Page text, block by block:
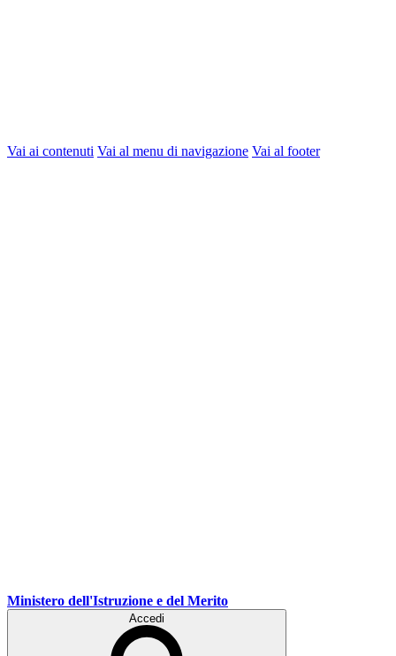
Vai ai contenuti Vai al menu di navigazione Vai al footer
Ministero dell'Istruzione e del Merito
Accedi